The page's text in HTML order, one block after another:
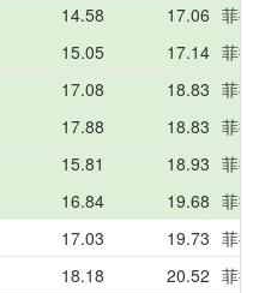
14.58 17.06 菲
15.05 17.14 菲
17.08 18.83 菲
17.88 18.83 菲
15.81 18.93 菲
16.84 19.68 菲
17.03 19.73 菲
18.18 20.52 菲